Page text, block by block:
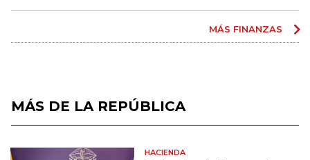
MÁS FINANZAS
MÁS DE LA REPÚBLICA
HACIENDA